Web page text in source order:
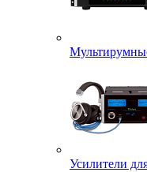
Усилители